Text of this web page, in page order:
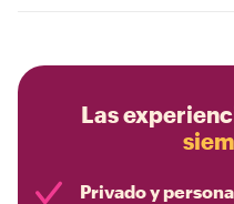
Las
Privado y